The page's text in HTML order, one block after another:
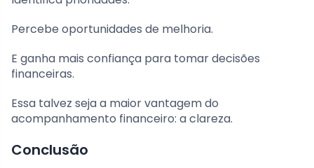
Percebe oportunidades de melhoria.
E ganha mais confiança para tomar decisões
financeiras.
Essa talvez seja a maior vantagem do
acompanhamento financeiro: a clareza.
Conclusão